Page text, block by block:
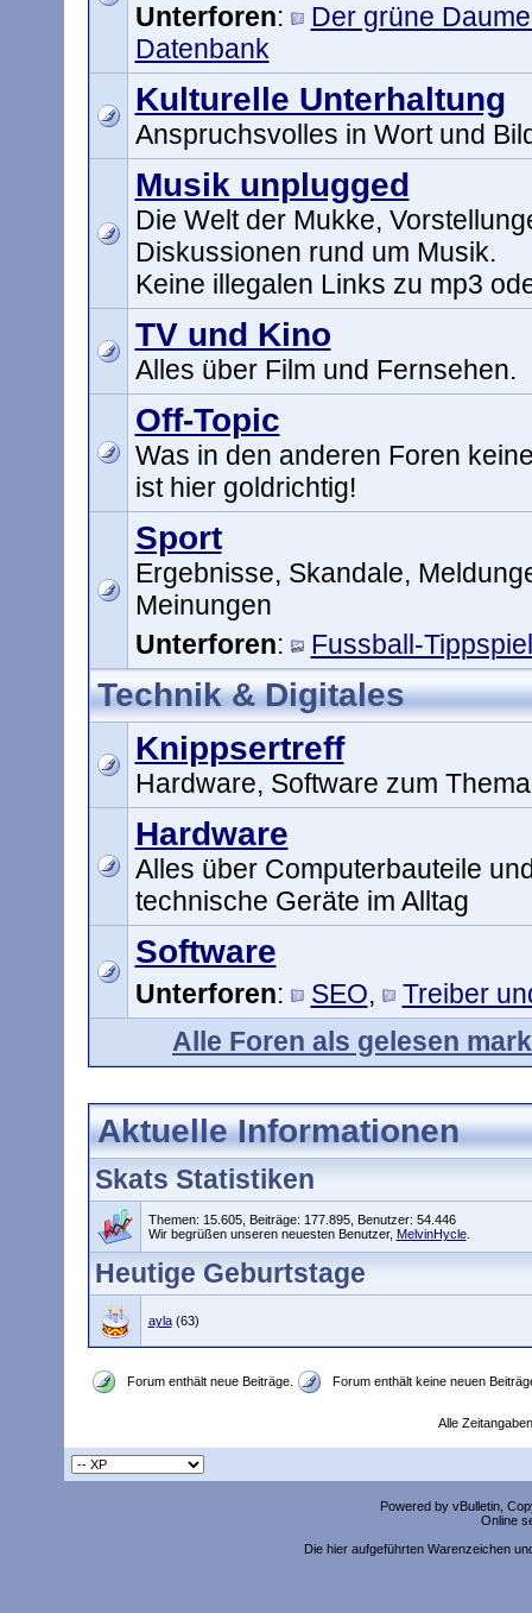
Unterforen:
Der grüne
Datenbank
Kulturelle Unterhaltung
Anspruchsvolles in Wort und
Musik unplugged
Die Welt der Mukke,
Diskussionen rund um Musik.
Keine illegalen Links zu mp3
TV und Kino
Alles über Film und Fernsehen.
Off-Topic
Was in den anderen Foren
ist hier goldrichtig!
Sport
Ergebnisse, Skandale,
Meinungen
Unterforen: Fussball-Tippspiel
Technik & Digitales
Knippsertreff
Hardware, Software zum
Hardware
Alles über Computerbauteile
technische Geräte im Alltag
Software
Unterforen: SEO,
Treiber
Alle Foren als gelesen
Aktuelle Informationen
Skats Statistiken
Themen: 15.605, Beiträge: 177.895, Benutzer: 54.446
Wir begrüßen unseren neuesten Benutzer, MelvinHycle.
Heutige Geburtstage
ayla (63)
Forum enthält neue Beiträge. Forum enthält keine neuen
Alle
Powered by vBulletin,
Online
Die hier aufgeführten Warenzeichen